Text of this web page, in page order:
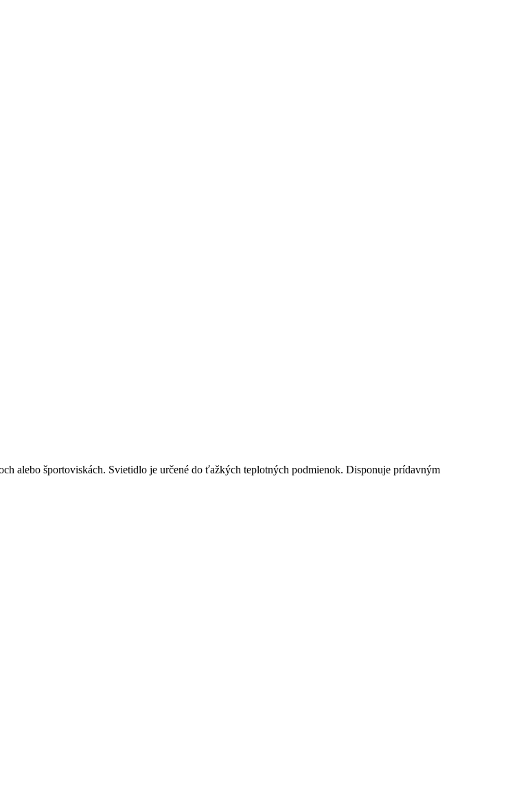
alebo športoviskách. Svietidlo je určené do ťažkých teplotných podmienok. Disponuje prídavným